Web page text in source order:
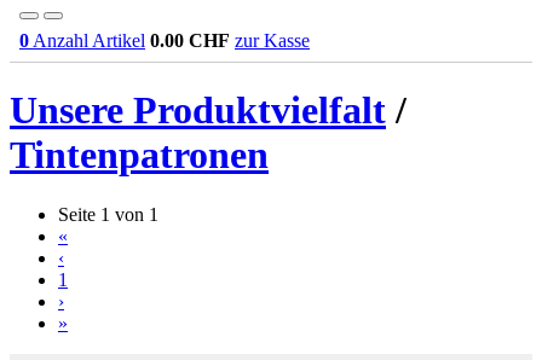
0 Anzahl Artikel 0.00 CHF zur Kasse
Unsere Produktvielfalt/
Tintenpatronen
Seite 1 von 1
«
‹
1
›
»